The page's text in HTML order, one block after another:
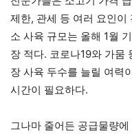
제한, 관세 등 여러 요인이
소 사육 규모는 올해 1월
장 적다. 코로나19와 가뭄
장 사육 두수를 늘릴 여력
시간이 필요하다.
그나마 줄어든 공급물량